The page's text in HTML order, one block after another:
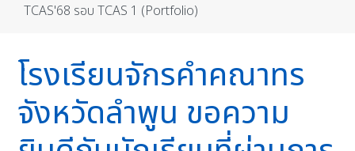
TCAS'68 รอบ TCAS 1 (Portfolio)
โรงเรียนจักรคำคณาทร
จังหวัดลำพูน ขอความ